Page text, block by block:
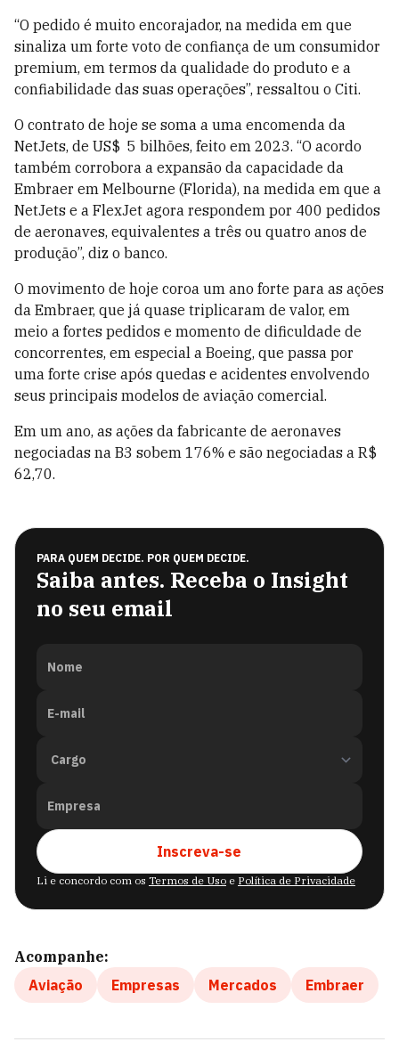
“O pedido é muito encorajador, na medida em que
sinaliza um forte voto de confiança de um consumidor
premium, em termos da qualidade do produto e a
confiabilidade das suas operações”, ressaltou o Citi.
O contrato de hoje se soma a uma encomenda da
NetJets, de US$ 5 bilhões, feito em 2023. “O acordo
também corrobora a expansão da capacidade da
Embraer em Melbourne (Florida), na medida em que a
NetJets e a FlexJet agora respondem por 400 pedidos
de aeronaves, equivalentes a três ou quatro anos de
produção”, diz o banco.
O movimento de hoje coroa um ano forte para as ações
da Embraer, que já quase triplicaram de valor, em
meio a fortes pedidos e momento de dificuldade de
concorrentes, em especial a Boeing, que passa por
uma forte crise após quedas e acidentes envolvendo
seus principais modelos de aviação comercial.
Em um ano, as ações da fabricante de aeronaves
negociadas na B3 sobem 176% e são negociadas a R$
62,70.
PARA QUEM DECIDE. POR QUEM DECIDE.
Saiba antes. Receba o Insight
no seu email
Nome
E-mail
Empresa
Inscreva-se
Li e concordo com os Termos de Uso e Política de Privacidade
Acompanhe:
Aviação
Empresas Mercados Embraer